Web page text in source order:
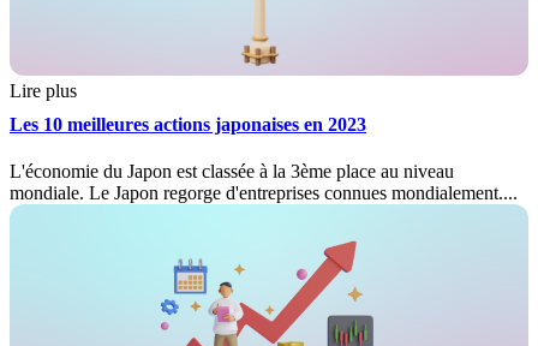
Lire plus
Les 10 meilleures actions japonaises en 2023
L'économie du Japon est classée à la 3ème place au niveau
mondiale. Le Japon regorge d'entreprises connues mondialement....